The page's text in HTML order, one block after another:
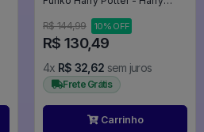
FUNKO POP #3
R$ 144,99 10% OFF
R$ 130,49
4x R$ 32,62 sem juros
Frete Grátis
Carrinho